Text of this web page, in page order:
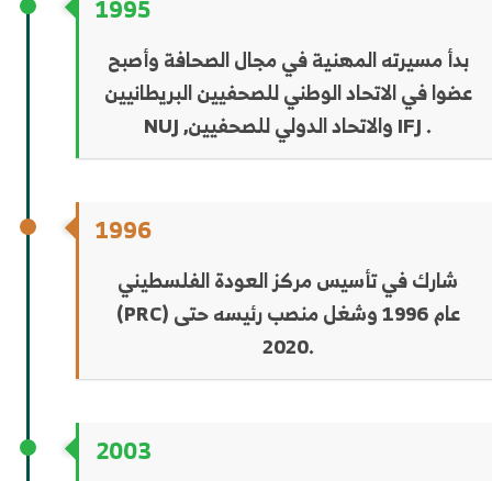
1995
بدأ مسيرته المهنية في مجال الصحافة وأصبح
عضوا في الاتحاد الوطني للصحفيين البريطانيين
NUJ ,والاتحاد الدولي للصحفيين IFJ .
1996
شارك في تأسيس مركز العودة الفلسطيني
(PRC) عام 1996 وشغل منصب رئيسه حتى
2020.
2003